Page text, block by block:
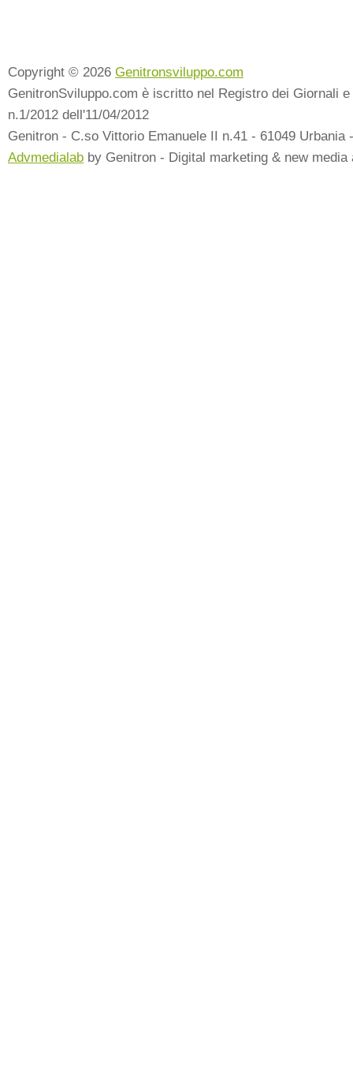
Copyright © 2026 Genitronsviluppo.com
GenitronSviluppo.com è iscritto nel Registro dei Giornali
n.1/2012 dell'11/04/2012
Genitron - C.so Vittorio Emanuele II n.41 - 61049 Urbania
Advmedialab by Genitron - Digital marketing & new media